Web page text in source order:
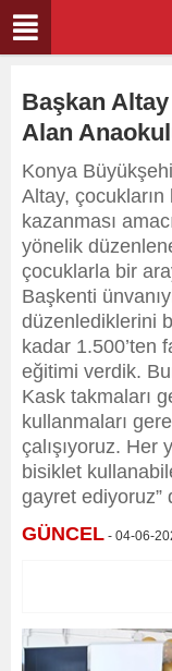
Başkan
Alan
Konya
Altay,
kazanması
yönelik
çocuklarla bir
Başkenti
düzenlediklerini
kadar 1.500’ten
eğitimi verdik.
Kask takmaları
kullanmaları
çalışıyoruz. Her
bisiklet
gayret ediyoruz”
GÜNCEL - 04-06-